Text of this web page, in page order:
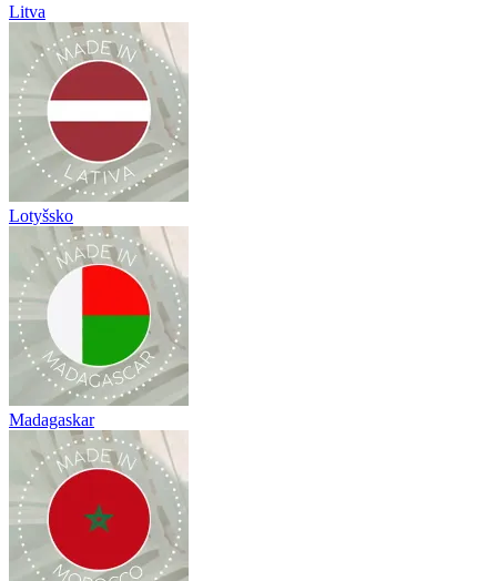
Litva
Lotyšsko
Madagaskar